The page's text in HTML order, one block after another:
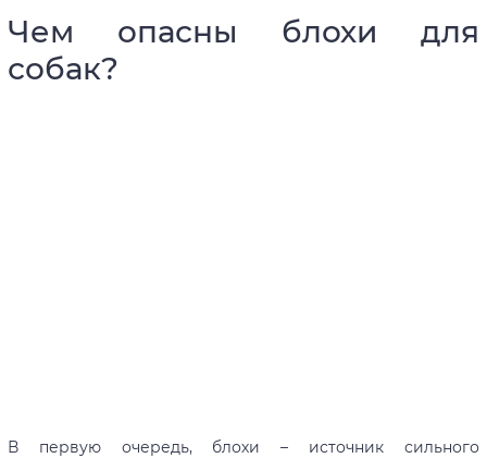
Чем опасны блохи для
собак?
В первую очередь, блохи – источник сильного